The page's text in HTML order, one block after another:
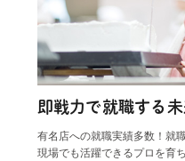
即戦力で就職する
有名店への就職実績多数！就
現場でも活躍できるプロを育ち